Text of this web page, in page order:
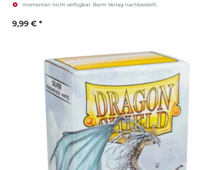
momentan nicht verfügbar. Beim Verlag nachbestellt.
9,99 € *